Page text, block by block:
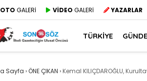
GALERİ VİDEO GALERİ YAZARLAR
TÜRKİYE
Sayfa ›ÖNE ÇIKAN › Kemal KILIÇDAROĞLU,